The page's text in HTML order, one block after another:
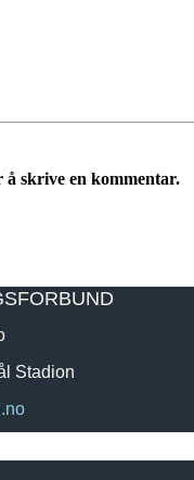
skrive en kommentar.
Stadion